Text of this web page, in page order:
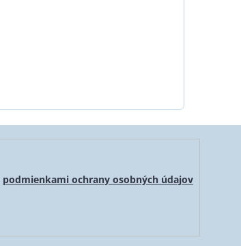
podmienkami ochrany osobných údajov